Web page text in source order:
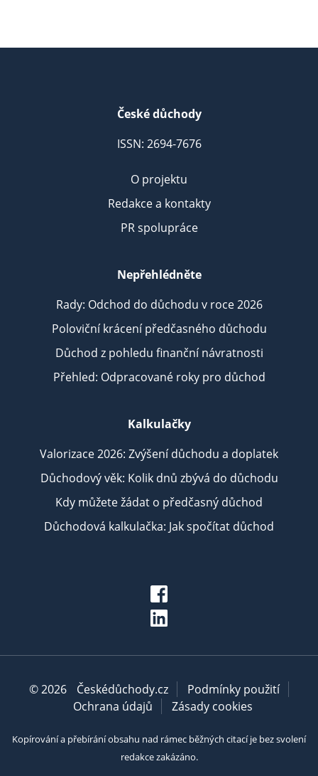
České důchody
ISSN: 2694-7676
O projektu
Redakce a kontakty
PR spolupráce
Nepřehlédněte
Rady: Odchod do důchodu v roce 2026
Poloviční krácení předčasného důchodu
Důchod z pohledu finanční návratnosti
Přehled: Odpracované roky pro důchod
Kalkulačky
Valorizace 2026: Zvýšení důchodu a doplatek
Důchodový věk: Kolik dnů zbývá do důchodu
Kdy můžete žádat o předčasný důchod
Důchodová kalkulačka: Jak spočítat důchod
© 2026 Českédůchody.cz
Podmínky použití
Ochrana údajů
Zásady cookies
Kopírování a přebírání obsahu nad rámec běžných citací je bez svolení
redakce zakázáno.